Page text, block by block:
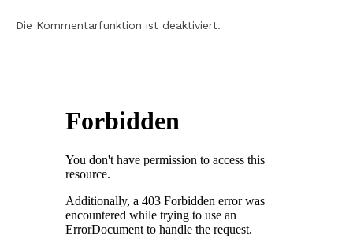
Die Kommentarfunktion ist deaktiviert.